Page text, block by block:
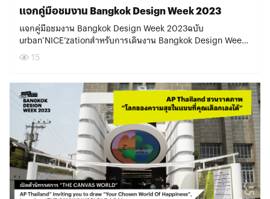
ประเด็น Urban‘NICE’zation เมือง-มิตร-ดี จึงเป็นโอกาสดีที่ทั้งสอง
ฝ่ายได้มาร่วมงานกัน “ผมคิดว่า Vision ของบริษัทเรากับ Bangkok
Design Week พูดตรงกัน การร่วมงานกันน่าจะช่วยดึงคนให้มา
ทำความเข้าใจกับเรื่องการพัฒนาเมืองได้มากขึ้น แต่ถ้าเราทำคน
เดียว Impact อาจจะไม่ใหญ่ หากมีคนที่มีความคิดเห็นแตกต่างกัน
สุขุมวิท 26 นอกจากออฟฟิศของ 49 Group แล้ว เวิ้งนี้ยังมีกลุ่ม
ดีไซเนอร์อีกเยอะตรงโกดังที่เรียกว่า Warehouse 26 มีคนเก่งๆ
จากสตูดิโออื่นอีกมากมาย เราเลยชวนเพื่อนๆ นักออกแบบมาพูดคุย
กันว่า เราจะช่วยกันทำย่านนี้ให้ดีขึ้นยังไงได้บ้าง” Warehouse 26
ประกอบไปด้วยโกดังเก่าที่รีโนเวตอย่างสวยงามให้เป็นออฟฟิศ สตูดิ
โอ โชว์รูมสินค้าดีไซน์ และร้านอาหารน่านั่งหลายร้าน แต่เนื่องจาก
เป็นสถานที่ทำงานของกลุ่มนักออกแบบ คนภายนอกหรือนักท่อง
เที่ยวจึงไม่ค่อยมีโอกาสเข้ามาสัมผัสไลฟ์สไตล์ของผู้คนในเวิ้งนี้เท่าไร
นัก การจัดงานเทศกาลฯ จึงเป็นเสมือนการเปิดบ้านต้อนรับผู้คน
ใหม่ๆ ให้เข้ามาทำความรู้จักกับชุมชนนักออกแบบใจกลางกรุง ผ่าน
แจกคู่มือชมงาน Bangkok Design Week 2023
แจกคู่มือชมงาน Bangkok Design Week 2023ฉบับ
urban‘NICE’zationสำหรับการเดินงาน Bangkok Design Week
2023 ภายใต้ธีม urban‘NICE’zation เมือง-มิตร-ดี ให้ ‘ดี’ ยิ่งขึ้น
เรามี Visitor Guide มาให้เตรียมพร้อมก่อนมางาน ปีนี้จัดที่ไหน?
คำตอบมาไว้ให้แล้วที่นี่ หรือถ้าหากอยากรู้รายละเอียดต่าง ๆ เพิ่ม
เติมสามารถเข้าไปอ่าน
ได้ที่www.bangkokdesignweek.com/bkkdw2023 ปีนี้จัดที่ไหน
บ้าง?ในเทศกาลงานออกแบบกรุงเทพฯ ปีนี้ เราจัดใหญ่ ด้วยความ
ร่วมมือจาก 9 ย่านสร้างสรรค์ ได้แก่ ย่านเจริญกรุง – ตลาดน้อย,
ย่านเยาวราช, ย่านสามย่าน – สยาม, ย่านอารีย์ – ประดิพัทธ์, ย่าน
พระนคร / ปากคลองตลาด / นางเลิ้ง, ย่านวงเวียนใหญ่ – ตลาดพลู
/ คลองสาน, ย่านบางโพ, ย่านพร้อมพงษ์, ย่านเกษตรฯ และพื้นที่
อื่นๆ ที่พร้อมเข้ามาสร้างเมืองให้เป็นมิตรด้วยความคิดสร้างสรรค์ ใน
15